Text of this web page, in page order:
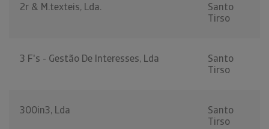
2r & M.texteis, Lda.
Santo
Tirso
3 F's - Gestão De Interesses, Lda
Santo
Tirso
300in3, Lda
Santo
Tirso